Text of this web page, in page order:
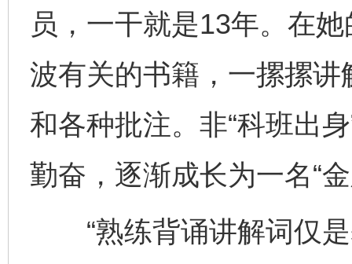
员，一干就是13年。在
波有关的书籍，一摞摞
和各种批注。非“科班出
勤奋，逐渐成长为一名“
“熟练背诵讲解词仅是